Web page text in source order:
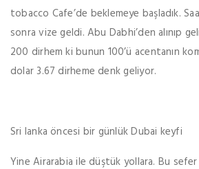
tobacco Cafe’de beklemeye başladık.
sonra vize geldi. Abu Dabhi’den alınıp
200 dirhem ki bunun 100’ü acentanın
dolar 3.67 dirheme denk geliyor.
Sri lanka öncesi bir günlük Dubai keyfi
Yine Airarabia ile düştük yollara. Bu sefer